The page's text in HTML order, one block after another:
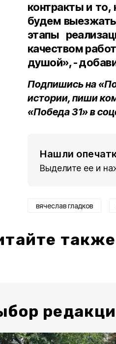
контракты и
будем
этапы
качеством
душой», -
Подпишись на
истории, пиши
«Победа 31» в
Нашли
Выделите ее и
вячеслав гладков
также